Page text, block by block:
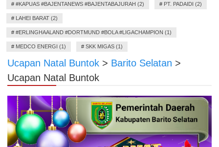
# #KAPUAS #BAJENTANEWS #BAJENTABAJURAH (2) # PT. PADAIDI (2)
# LAHEI BARAT (2)
# #ERLINGHAALAND #DORTMUND #BOLA #LIGACHAMPION (1)
# MEDCO ENERGI (1) # SKK MIGAS (1)
Ucapan Natal Buntok > Barito Selatan >
Ucapan Natal Buntok